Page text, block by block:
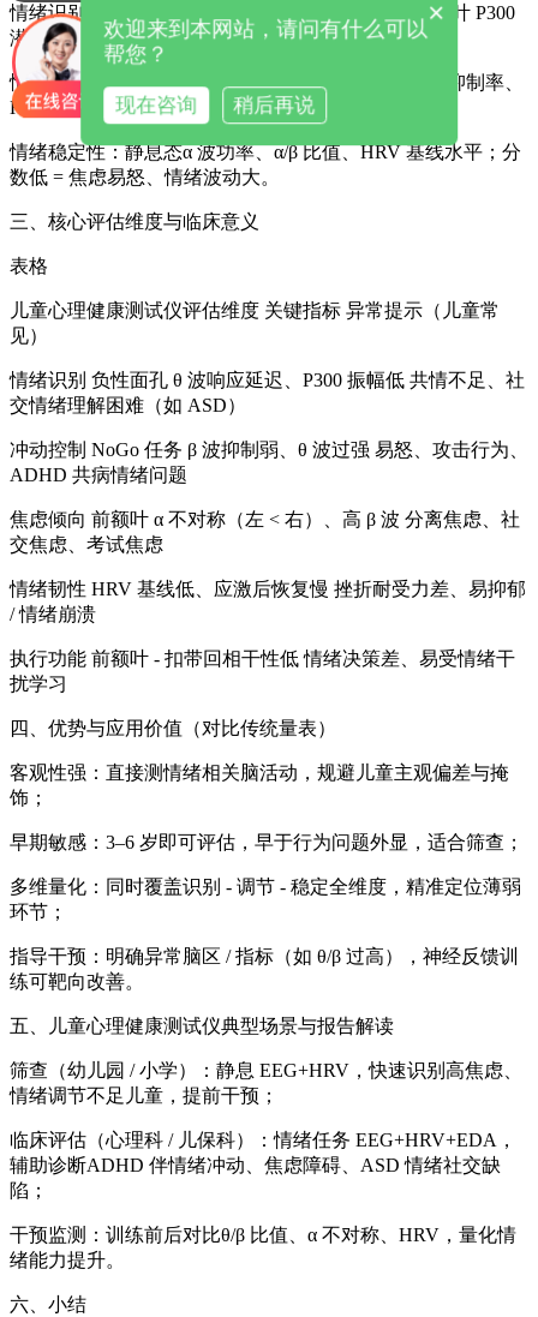
情绪识别能力：负性刺激时杏仁核 θ 波响应速度、顶叶 P300
潜伏期；分数低 = 情绪识别迟钝 / 偏差；
情绪调节能力：调节任务中前额叶 β 波增强率、θ 波抑制率、
HRV 回升幅度；分数低 = 易冲动、情绪失控；
情绪稳定性：静息态α 波功率、α/β 比值、HRV 基线水平；分
数低 = 焦虑易怒、情绪波动大。
三、核心评估维度与临床意义
表格
儿童心理健康测试仪评估维度 关键指标 异常提示（儿童常
见）
情绪识别 负性面孔 θ 波响应延迟、P300 振幅低 共情不足、社
交情绪理解困难（如 ASD）
冲动控制 NoGo 任务 β 波抑制弱、θ 波过强 易怒、攻击行为、
ADHD 共病情绪问题
焦虑倾向 前额叶 α 不对称（左 < 右）、高 β 波 分离焦虑、社
交焦虑、考试焦虑
情绪韧性 HRV 基线低、应激后恢复慢 挫折耐受力差、易抑郁
/ 情绪崩溃
执行功能 前额叶 - 扣带回相干性低 情绪决策差、易受情绪干
扰学习
四、优势与应用价值（对比传统量表）
客观性强：直接测情绪相关脑活动，规避儿童主观偏差与掩
饰；
早期敏感：3–6 岁即可评估，早于行为问题外显，适合筛查；
多维量化：同时覆盖识别 - 调节 - 稳定全维度，精准定位薄弱
环节；
指导干预：明确异常脑区 / 指标（如 θ/β 过高），神经反馈训
练可靶向改善。
五、儿童心理健康测试仪典型场景与报告解读
筛查（幼儿园 / 小学）：静息 EEG+HRV，快速识别高焦虑、
情绪调节不足儿童，提前干预；
临床评估（心理科 / 儿保科）：情绪任务 EEG+HRV+EDA，
辅助诊断ADHD 伴情绪冲动、焦虑障碍、ASD 情绪社交缺
陷；
干预监测：训练前后对比θ/β 比值、α 不对称、HRV，量化情
绪能力提升。
六、小结
×
欢迎来到本网站，请问有什么可以
帮您？
现在咨询 稍后再说